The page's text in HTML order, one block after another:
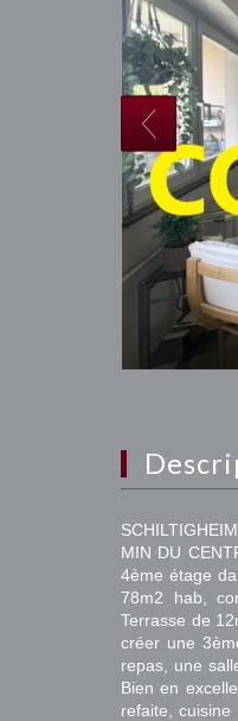
MIN DU
4ème étage
78m2 hab,
Terrasse de
créer une
repas, une
Bien en
refaite,